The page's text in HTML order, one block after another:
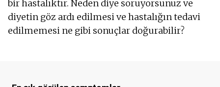
bir hastalıktır. Neden diye soruyorsunuz ve
diyetin göz ardı edilmesi ve hastalığın tedavi
edilmemesi ne gibi sonuçlar doğurabilir?